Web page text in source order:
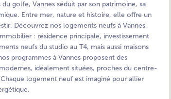
golfe, Vannes séduit par son patrimoine, sa
Entre mer, nature et histoire, elle offre un
Découvrez nos logements neufs à Vannes,
: résidence principale, investissement
neufs du studio au T4, mais aussi maisons
programmes à Vannes proposent des
idéalement situées, proches du centre-
logement neuf est imaginé pour allier